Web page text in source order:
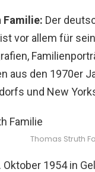
Familie: Der
vor allem für
aus den 1970er
und New
Thomas Struth
Oktober 1954 in